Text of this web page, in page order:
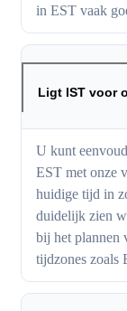
in EST vaak
Ligt IST voor
U kunt
EST met onze
huidige tijd in
duidelijk zien
bij het plannen
tijdzones zoals